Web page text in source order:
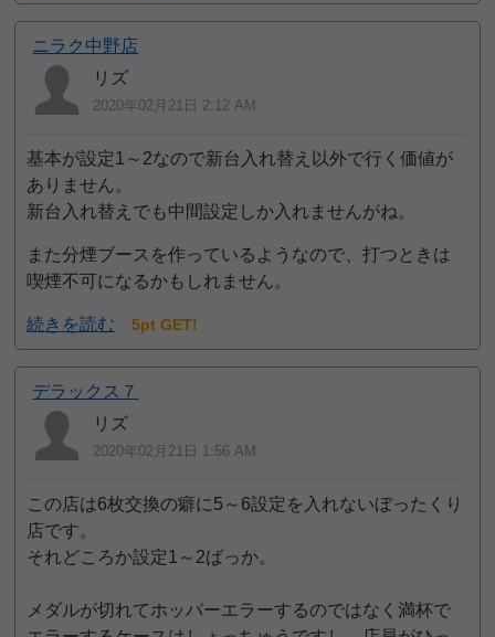
ニラク中野店
リズ
2020年02月21日 2:12 AM
基本が設定1～2なので新台入れ替え以外で行く価値が
ありません。
新台入れ替えでも中間設定しか入れませんがね。
また分煙ブースを作っているようなので、打つときは
喫煙不可になるかもしれません。
続きを読む 5pt GET!
デラックス７
リズ
2020年02月21日 1:56 AM
この店は6枚交換の癖に5～6設定を入れないぼったくり
店です。
それどころか設定1～2ばっか。
メダルが切れてホッパーエラーするのではなく満杯で